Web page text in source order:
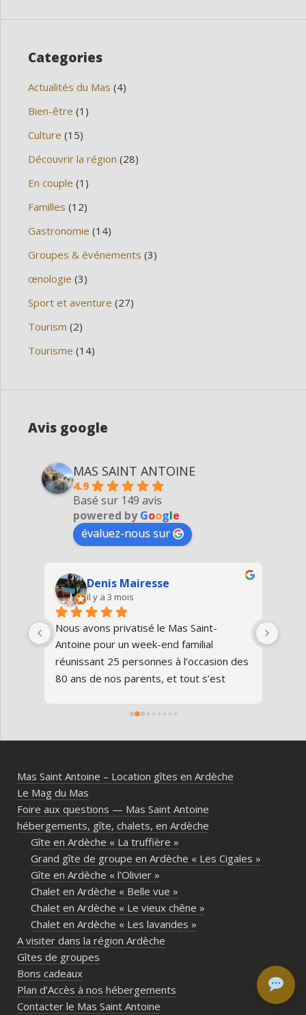
Categories
Actualités du Mas (4)
Bien-être (1)
Culture (15)
Découvrir la région (28)
En couple (1)
Familles (12)
Gastronomie (14)
Groupes & événements (3)
œnologie (3)
Sport et aventure (27)
Tourism (2)
Tourisme (14)
Avis google
MAS SAINT ANTOINE
4.9
Basé sur 149 avis
powered byGoogle
évaluez-nous sur
Denis Mairesse
il y a 3 mois
Nous avons privatisé le Mas Saint-
Antoine pour un week-end familial
réunissant 25 personnes à l’occasion des
80 ans de nos parents, et tout s’est
domaine est superbe, très bien
différents gîtes permettent à chacun
d’avoir son espace tout en gardant un
vrai lieu de rassemblement pour
partager les repas et les activités.Un
immense merci également aux
propriétaires pour leur disponibilité, leur
écoute et leur gentillesse tout au long de
l’organisation. Nous avons été très bien
accompagnés avant le week-end avec de
nombreux conseils utiles, aussi bien pour
les prestataires que pour l’organisation
générale de l’événement.Tout a été
simple, fluide et agréable. Les
recommandations données sur place
Mas Saint Antoine – Location gîtes en Ardèche
Le Mag du Mas
Foire aux questions — Mas Saint Antoine
hébergements, gîte, chalets, en Ardèche
Gîte en Ardèche « La truffière »
Grand gîte de groupe en Ardèche « Les Cigales »
Gîte en Ardèche « l’Olivier »
Chalet en Ardèche « Belle vue »
Chalet en Ardèche « Le vieux chêne »
Chalet en Ardèche « Les lavandes »
A visiter dans la région Ardèche
Gîtes de groupes
Bons cadeaux
Plan d’Accès à nos hébergements
Contacter le Mas Saint Antoine
Pour qui est le Mas Saint Antoine ?
Comment réserver au Mas Saint Antoine ?
Peut-on louer un seul gîte indépendamment ?